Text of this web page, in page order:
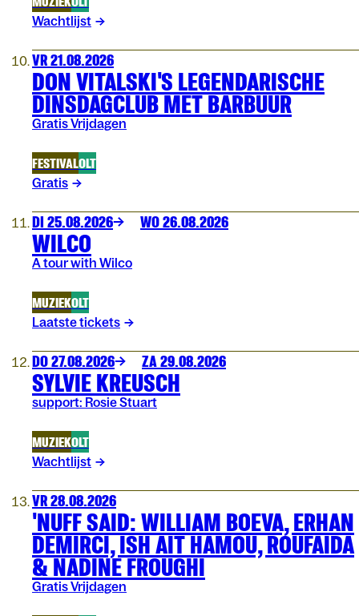
Wachtlijst
VR 21.08.2026
DON VITALSKI'S LEGENDARISCHE
DINSDAGCLUB MET BARBUUR
Gratis Vrijdagen
FESTIVALOLT
Gratis
DI 25.08.2026 WO 26.08.2026
WILCO
A tour with Wilco
MUZIEKOLT
Laatste tickets
DO 27.08.2026 ZA 29.08.2026
SYLVIE KREUSCH
support: Rosie Stuart
MUZIEKOLT
Wachtlijst
VR 28.08.2026
'NUFF SAID: WILLIAM BOEVA, ERHAN
DEMIRCI, ISH AIT HAMOU, ROUFAIDA
& NADINE FROUGHI
Gratis Vrijdagen